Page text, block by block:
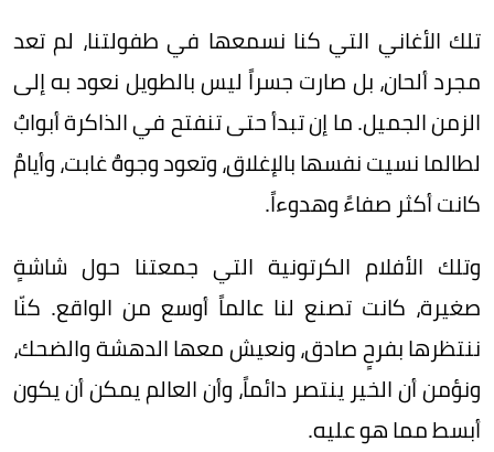
تلك الأغاني التي كنا نسمعها في طفولتنا، لم تعد
مجرد ألحان، بل صارت جسراً ليس بالطويل نعود به إلى
الزمن الجميل. ما إن تبدأ حتى تنفتح في الذاكرة أبوابٌ
لطالما نسيت نفسها بالإغلاق، وتعود وجوهٌ غابت، وأيامٌ
كانت أكثر صفاءً وهدوءاً.
وتلك الأفلام الكرتونية التي جمعتنا حول شاشةٍ
صغيرة، كانت تصنع لنا عالماً أوسع من الواقع. كنّا
ننتظرها بفرحٍ صادق، ونعيش معها الدهشة والضحك،
ونؤمن أن الخير ينتصر دائماً، وأن العالم يمكن أن يكون
أبسط مما هو عليه.